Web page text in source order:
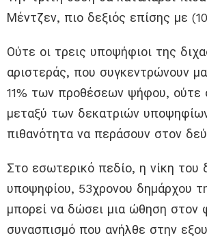
Μέντζεν, πιο δεξιός επίσης με
Ούτε οι τρεις υποψήφιοι της
αριστεράς, που συγκεντρώνουν
11% των προθέσεων ψήφου, ούτε
μεταξύ των δεκατριών
πιθανότητα να περάσουν στον
Στο εσωτερικό πεδίο, η νίκη του
υποψηφίου, 53χρονου δημάρχου
μπορεί να δώσει μια ώθηση στον
συνασπισμό που ανήλθε στην